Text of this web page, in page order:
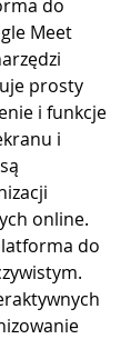
do
Meet
prosty
i funkcje
i
online.
do